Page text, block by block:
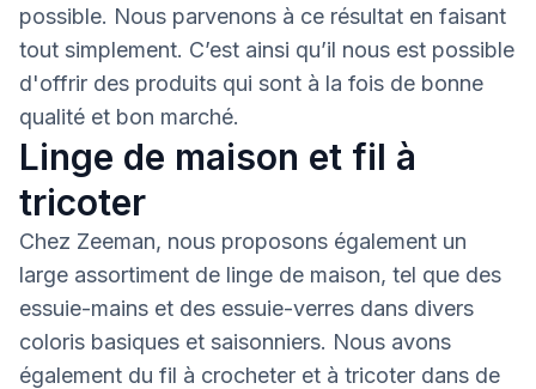
possible. Nous parvenons à ce résultat en faisant
tout simplement. C’est ainsi qu’il nous est possible
d'offrir des produits qui sont à la fois de bonne
qualité et bon marché.
Linge de maison et fil à
tricoter
Chez Zeeman, nous proposons également un
large assortiment de linge de maison, tel que des
essuie-mains et des essuie-verres dans divers
coloris basiques et saisonniers. Nous avons
également du fil à crocheter et à tricoter dans de